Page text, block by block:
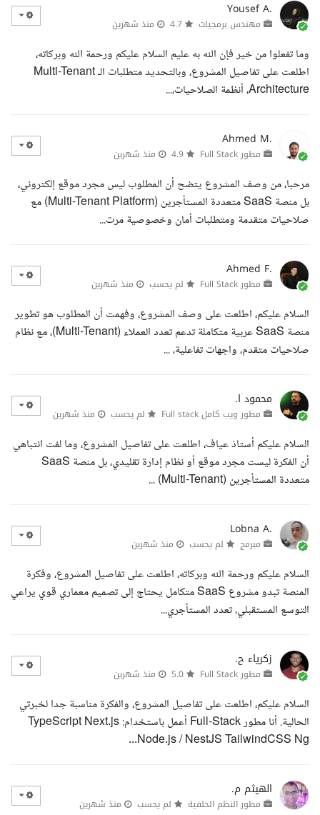
Yousef A.
مهندس برمجيات منذ شهرين
وما تفعلوا من خير فإن الله به عليم السلام عليكم ورحمة الله وبركاته،
اطلعت على تفاصيل المشروع، وبالتحديد متطلبات الـ Multi-Tenant
Architecture، أنظمة الصلاحيات،...
Ahmed M.
مطور Full Stack منذ شهرين
مرحبا، من وصف المشروع يتضح أن المطلوب ليس مجرد موقع إلكتروني،
بل منصة SaaS متعددة المستأجرين (Multi-Tenant Platform) مع
صلاحيات متقدمة ومتطلبات أمان وخصوصية مرت...
Ahmed F.
مطور Full Stack لم يحسب منذ شهرين
السلام عليكم، اطلعت على وصف المشروع، وفهمت أن المطلوب هو تطوير
منصة SaaS عربية متكاملة تدعم تعدد العملاء (Multi-Tenant)، مع نظام
صلاحيات متقدم، واجهات تفاعلية، ...
محمود ا.
مطور ويب كامل Full stack لم يحسب منذ شهرين
السلام عليكم أستاذ عياف، اطلعت على تفاصيل المشروع، وما لفت انتباهي
أن الفكرة ليست مجرد موقع أو نظام إدارة تقليدي، بل منصة SaaS
متعددة المستأجرين (Multi-Tenant) ...
Lobna A.
مبرمج لم يحسب منذ شهرين
السلام عليكم ورحمة الله وبركاته، اطلعت على تفاصيل المشروع، وفكرة
المنصة تبدو مشروع SaaS متكامل يحتاج إلى تصميم معماري قوي يراعي
التوسع المستقبلي، تعدد المستأجري...
زكرياء ح.
مطور Full Stack منذ شهرين
السلام عليكم، اطلعت على تفاصيل المشروع، والفكرة مناسبة جدا لخبرتي
الحالية. أنا مطور Full-Stack أعمل باستخدام: TypeScript Next.js
Node.js / NestJS TailwindCSS Ng...
الهيثم م.
مطور النظم الخلفية لم يحسب منذ شهرين